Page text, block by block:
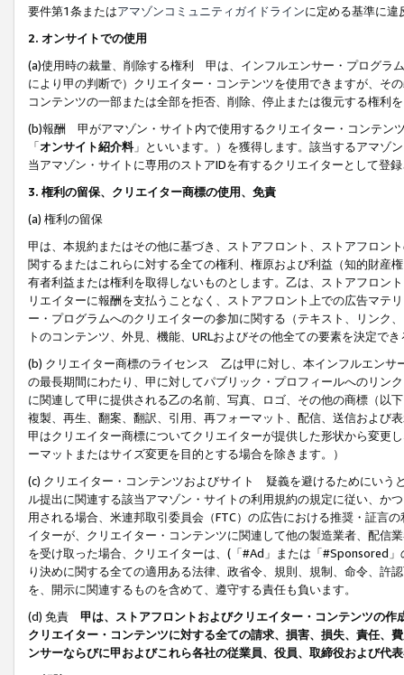
要件第1条またはアマゾンコミュニティガイドラインに定める基準に違
2. オンサイトでの使用
(a)使用時の裁量、削除する権利 甲は、インフルエンサー・プログラ
により甲の判断で）クリエイター・コンテンツを使用できますが、そ
コンテンツの一部または全部を拒否、削除、停止または復元する権利
(b)報酬 甲がアマゾン・サイト内で使用するクリエイター・コンテン
「オンサイト紹介料」といいます。）を獲得します。該当するアマゾ
当アマゾン・サイトに専用のストアIDを有するクリエイターとして登
3. 権利の留保、クリエイター商標の使用、免責
(a) 権利の留保
甲は、本規約またはその他に基づき、ストアフロント、ストアフロン
関するまたはこれらに対する全ての権利、権原および利益（知的財産
有者利益または権利を取得しないものとします。乙は、ストアフロン
リエイターに報酬を支払うことなく、ストアフロント上での広告マテ
ー・プログラムへのクリエイターの参加に関する（テキスト、リンク
トのコンテンツ、外見、機能、URLおよびその他全ての要素を決定で
(b) クリエイター商標のライセンス 乙は甲に対し、本インフルエンサ
の最長期間にわたり、甲に対してパブリック・プロフィールへのリン
に関連して甲に提供される乙の名前、写真、ロゴ、その他の商標（以
複製、再生、翻案、翻訳、引用、再フォーマット、配信、送信および
甲はクリエイター商標についてクリエイターが提供した形状から変更
ーマットまたはサイズ変更を目的とする場合を除きます。）
(c) クリエイター・コンテンツおよびサイト 疑義を避けるためにいう
ル提出に関連する該当アマゾン・サイトの利用規約の規定に従い、か
用される場合、米連邦取引委員会（FTC）の広告における推奨・証言
イターが、クリエイター・コンテンツに関連して他の製造業者、配信
を受け取った場合、クリエイターは、(「#Ad」または「#Sponsored
り決めに関する全ての適用ある法律、政省令、規則、規制、命令、許
を、開示に関連するものを含めて、遵守する責任も負います。
(d) 免責 甲は、ストアフロントおよびクリエイター・コンテンツの
クリエイター・コンテンツに対する全ての請求、損害、損失、責任、
ンサーならびに甲およびこれら各社の従業員、役員、取締役および代